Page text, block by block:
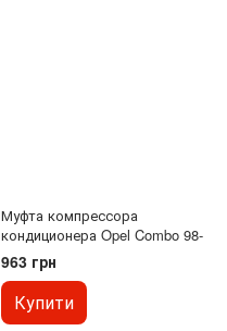
Муфта компрессора
кондиционера Opel Combo 98-
963 грн
Купити